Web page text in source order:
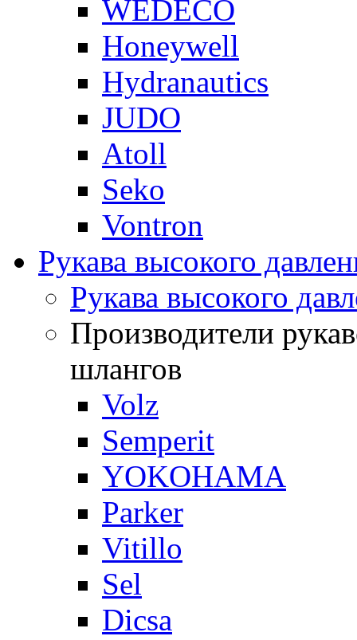
WEDECO
Honeywell
Hydranautics
JUDO
Atoll
Seko
Vontron
Рукава высокого
Рукава высокого
Производители
шлангов
Volz
Semperit
YOKOHAMA
Parker
Vitillo
Sel
Dicsa